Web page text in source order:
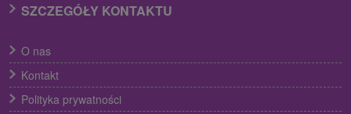
SZCZEGÓŁY KONTAKTU
O nas
Kontakt
Polityka prywatności